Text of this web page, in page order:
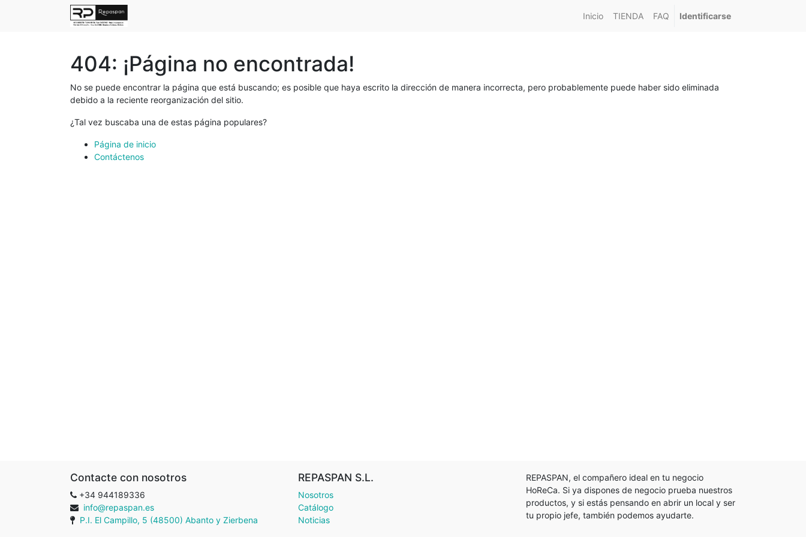
Inicio TIENDA FAQ Identificarse
404: ¡Página no encontrada!
No se puede encontrar la página que está buscando; es posible que haya escrito la dirección de manera incorrecta, pero probablemente puede haber sido eliminada
debido a la reciente reorganización del sitio.
¿Tal vez buscaba una de estas página populares?
Página de inicio
Contáctenos
Contacte con nosotros
+34 944189336
info@repaspan.es
P.I. El Campillo, 5 (48500) Abanto y Zierbena
REPASPAN S.L.
Nosotros
Catálogo
Noticias
REPASPAN, el compañero ideal en tu negocio
HoReCa. Si ya dispones de negocio prueba nuestros
productos, y si estás pensando en abrir un local y ser
tu propio jefe, también podemos ayudarte.